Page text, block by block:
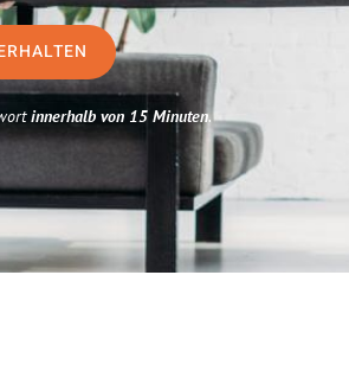
innerhalb von 15 Minuten.